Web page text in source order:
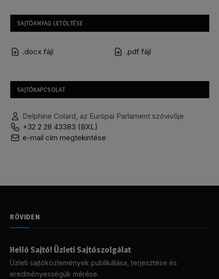
SAJTÓANYAG LETÖLTÉSE
.docx fájl .pdf fájl
SAJTÓKAPCSOLAT
Delphine Colard, az Európai Parlament szóvivője
+32 2 28 43383 (BXL)
e-mail cím megtekintése
RÖVIDEN
Helló Sajtó! Üzleti Sajtószolgálat
Üzleti sajtóközlemények publikálása, terjesztése és
eredményességük mérése.